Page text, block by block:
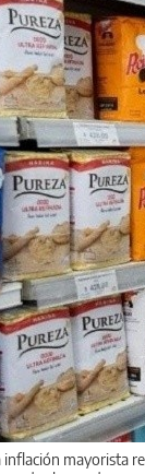
inflación mayorista